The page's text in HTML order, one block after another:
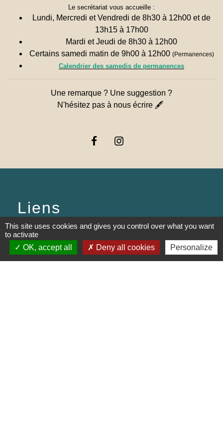
Le secrétariat vous accueille :
Lundi, Mercredi et Vendredi de 8h30 à 12h00 et de
13h15 à 17h00
Mardi et Jeudi de 8h30 à 12h00
Certains samedi matin de 9h00 à 12h00 (Permanences)
Calendrier des samedis de permanences
Une remarque ? Une suggestion ?
N'hésitez pas à nous écrire 🖋
Liens
PREFECTURE DE SAÔNE ET
LOIRE
RÉGION BOURGOGNE-
This site uses cookies and gives you control over what you want
to activate
OK, accept all
Deny all cookies Personalize